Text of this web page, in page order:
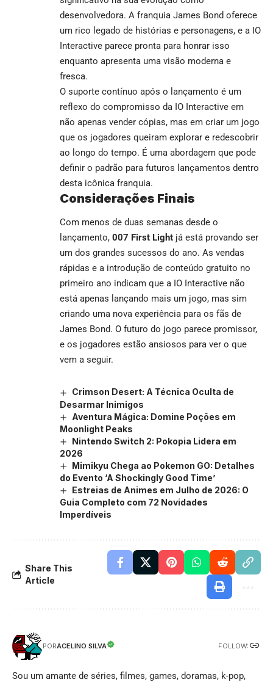
desenvolvedora. A franquia James Bond oferece
um rico legado de histórias e personagens, e a IO
Interactive parece pronta para honrar isso
enquanto apresenta uma visão moderna e
fresca.
O suporte contínuo após o lançamento é um
reflexo do compromisso da IO Interactive em
não apenas vender cópias, mas em criar um jogo
que os jogadores queiram explorar e redescobrir
ao longo do tempo. É uma abordagem que pode
definir o padrão para futuros lançamentos dentro
desta icônica franquia.
Considerações Finais
Com menos de duas semanas desde o
lançamento, 007 First Light já está provando ser
um dos grandes sucessos do ano. As vendas
rápidas e a introdução de conteúdo gratuito no
primeiro ano indicam que a IO Interactive não
está apenas lançando mais um jogo, mas sim
criando uma nova experiência para os fãs de
James Bond. O futuro do jogo parece promissor,
e os jogadores estão ansiosos para ver o que
vem a seguir.
Crimson Desert: A Técnica Oculta de
Desarmar Inimigos
Aventura Mágica: Domine Poções em
Moonlight Peaks
Nintendo Switch 2: Pokopia Lidera em
2026
Mimikyu Chega ao Pokemon GO: Detalhes
do Evento ‘A Shockingly Good Time’
Estreias de Animes em Julho de 2026: O
Guia Completo com 72 Novidades
Imperdíveis
Share This
Article
PORACELINO SILVA FOLLOW:
Sou um amante de séries, filmes, games, doramas, k-pop,